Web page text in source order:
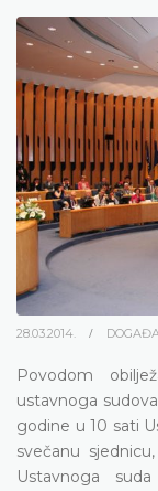
28.03.2014.
Povodom
ustavnoga
godine u 10 sati
svečanu
Ustavnoga